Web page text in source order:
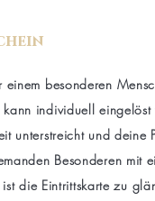
besonderen
individuell
unterstreicht und deine
Besonderen mit
die Eintrittskarte zu